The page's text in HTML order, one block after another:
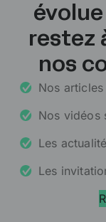
restez
nos
Nos
Nos vidéos
Les
Les